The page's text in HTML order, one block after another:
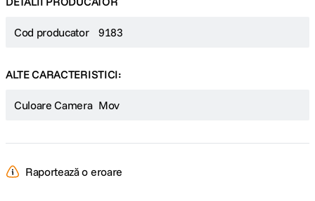
Cod producator 9183
ALTE CARACTERISTICI:
Culoare Camera Mov
Raportează o eroare